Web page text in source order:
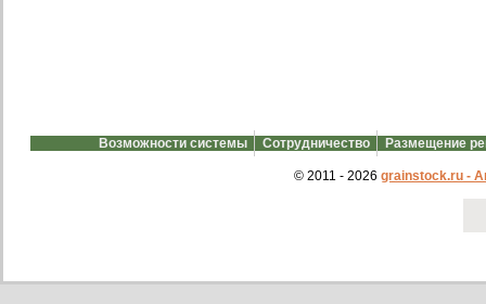
Возможности системы Сотрудничество Размещение
© 2011 - 2026 grainstock.ru -